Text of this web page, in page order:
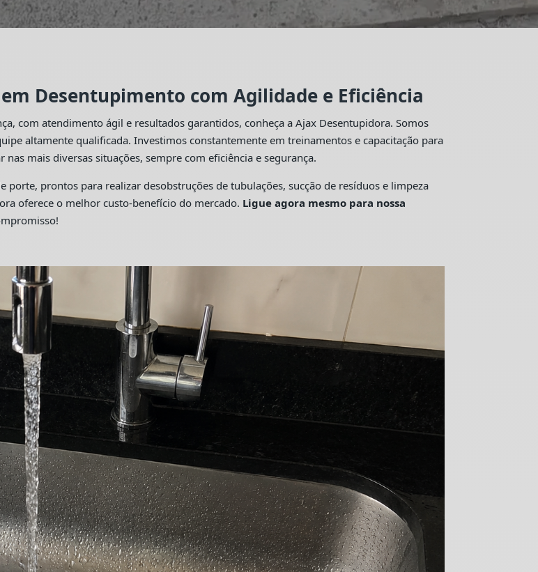
Desentupimento com Agilidade e Eficiência
com atendimento ágil e resultados garantidos, conheça a Ajax Desentupidora. Somos
altamente qualificada. Investimos constantemente em treinamentos e capacitação para
mais diversas situações, sempre com eficiência e segurança.
prontos para realizar desobstruções de tubulações, sucção de resíduos e limpeza
oferece o melhor custo-benefício do mercado. Ligue agora mesmo para nossa